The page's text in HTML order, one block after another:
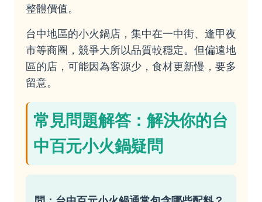
整體價值。
台中地區的小火鍋店，集中在一中街、逢甲夜
市等商圈，競爭大所以品質較穩定。但偏遠地
區的店，可能因為客源少，食材更新慢，要多
留意。
常見問題解答：解決你的台
中百元小火鍋疑問